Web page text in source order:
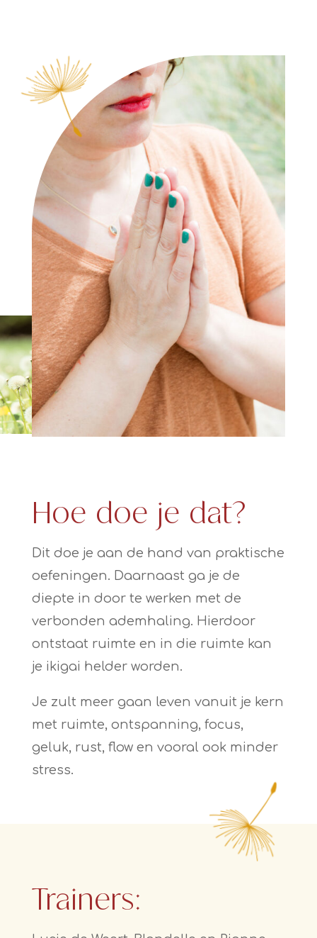
Hoe doe je dat?
Dit doe je aan de hand van praktische
oefeningen. Daarnaast ga je de
diepte in door te werken met de
verbonden ademhaling. Hierdoor
ontstaat ruimte en in die ruimte kan
je ikigai helder worden.
Je zult meer gaan leven vanuit je kern
met ruimte, ontspanning, focus,
geluk, rust, flow en vooral ook minder
stress.
Trainers: